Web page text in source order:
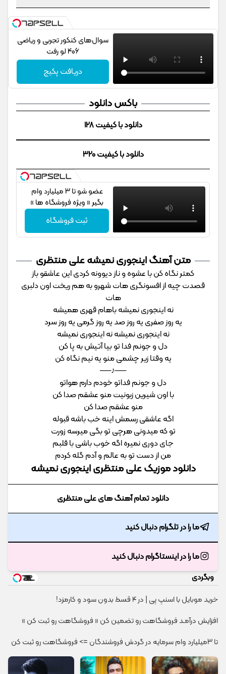
سوال‌های کنکور تجربی و ریاضی
406 لو رفت
دریافت پکیج
باکس دانلود
دانلود با کیفیت 128
دانلود با کیفیت 320
عضو شو تا 3 میلیارد وام
بگیر « ویژه فروشگاه ها »
ثبت فروشگاه
متن آهنگ اینجوری نمیشه علی منتظری
کمتر نگاه کن با عشوه و ناز دیوونه کردی این عاشقو باز
قصدت چیه از افسونگری هات شهرو به هم ریخت اون دلبری
هات
نه اینجوری نمیشه باهام قهری همیشه
یه روز صفری یه روز صد یه روز گرمی یه روز سرد
نه اینجوری نمیشه نه اینجوری نمیشه
دل و جونم فدا تو بیا آتیش به پا کن
یه وقتا زیر چشمی منو یه نیم نگاه کن
──♪──
دل و جونم فداتو خودم دارم هواتو
با اون شیرین زبونیت منو عشقم صدا کن
منو عشقم صدا کن
اگه عاشقی رسمش اینه خب باشه قبوله
تو که میدونی هرچی تو بگی میرسه زورت
جای دوری نمیره اگه خوب باشی با قلبم
من از دست تو به عالم و آدم گله کردم
دانلود موزیک علی منتظری اینجوری نمیشه
دانلود تمام آهنگ های علی منتظری
ما را در تلگرام دنبال کنید
ما را در اینستاگرام دنبال کنید
وبگردی
خرید موبایل با اسنپ پی | در ۴ قسط بدون سود و کارمزد!
افزایش درآمـد فروشگاهت رو تضمین کن « فروشگاهت رو ثبت کن »
تا 3میلیارد وام سرمایه در گردش فروشندگان => فروشگاهت رو ثبت کن